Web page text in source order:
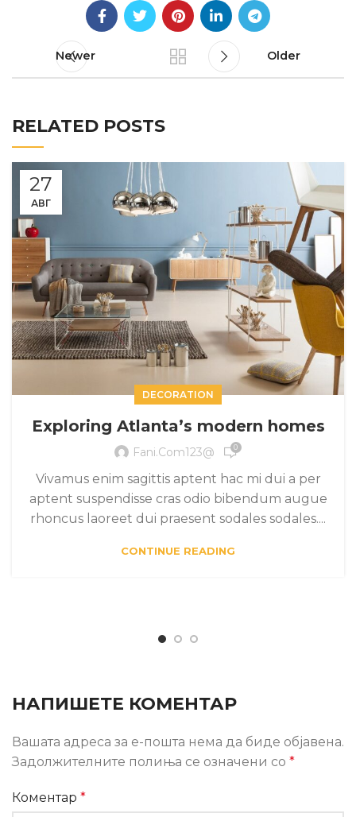
Newer Older
RELATED POSTS
27
АВГ
DECORATION
Exploring Atlanta’s modern homes
Fani.com123@ 0
Vivamus enim sagittis aptent hac mi dui a per
aptent suspendisse cras odio bibendum augue
rhoncus laoreet dui praesent sodales sodales....
CONTINUE READING
НАПИШЕТЕ КОМЕНТАР
Вашата адреса за е-пошта нема да биде објавена.
Задолжителните полиња се означени со *
Коментар *